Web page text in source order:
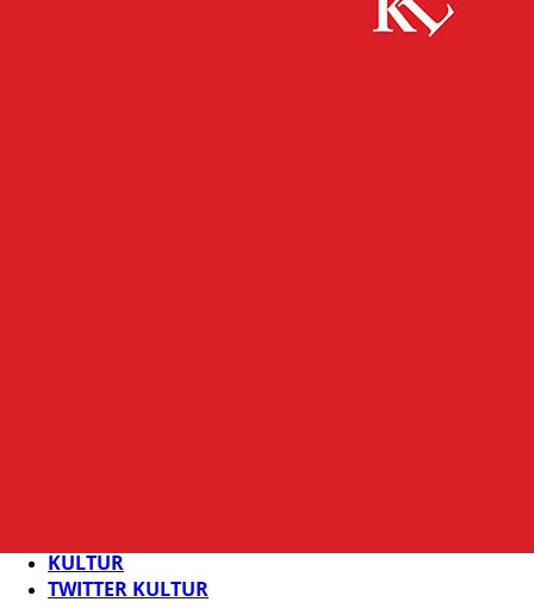
KULTUR
TWITTER KULTUR